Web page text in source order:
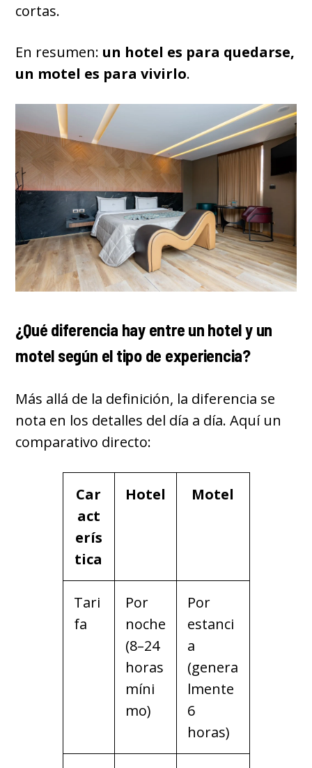
cortas.
En resumen: un hotel es para quedarse,
un motel es para vivirlo.
¿Qué diferencia hay entre un hotel y un
motel según el tipo de experiencia?
Más allá de la definición, la diferencia se
nota en los detalles del día a día. Aquí un
comparativo directo:
Car
act
erís
tica
Hotel Motel
Tari
fa
Por
noche
(8–24
horas
míni
mo)
Por
estanci
a
(genera
lmente
6
horas)